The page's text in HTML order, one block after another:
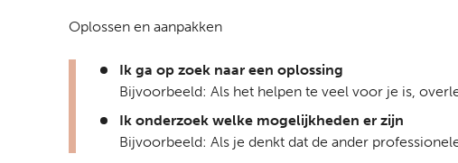
Oplossen en aanpakken
Ik ga op zoek naar een oplossing
Bijvoorbeeld: Als het helpen te veel voor je is,
Ik onderzoek welke mogelijkheden er zijn
Bijvoorbeeld: Als je denkt dat de ander